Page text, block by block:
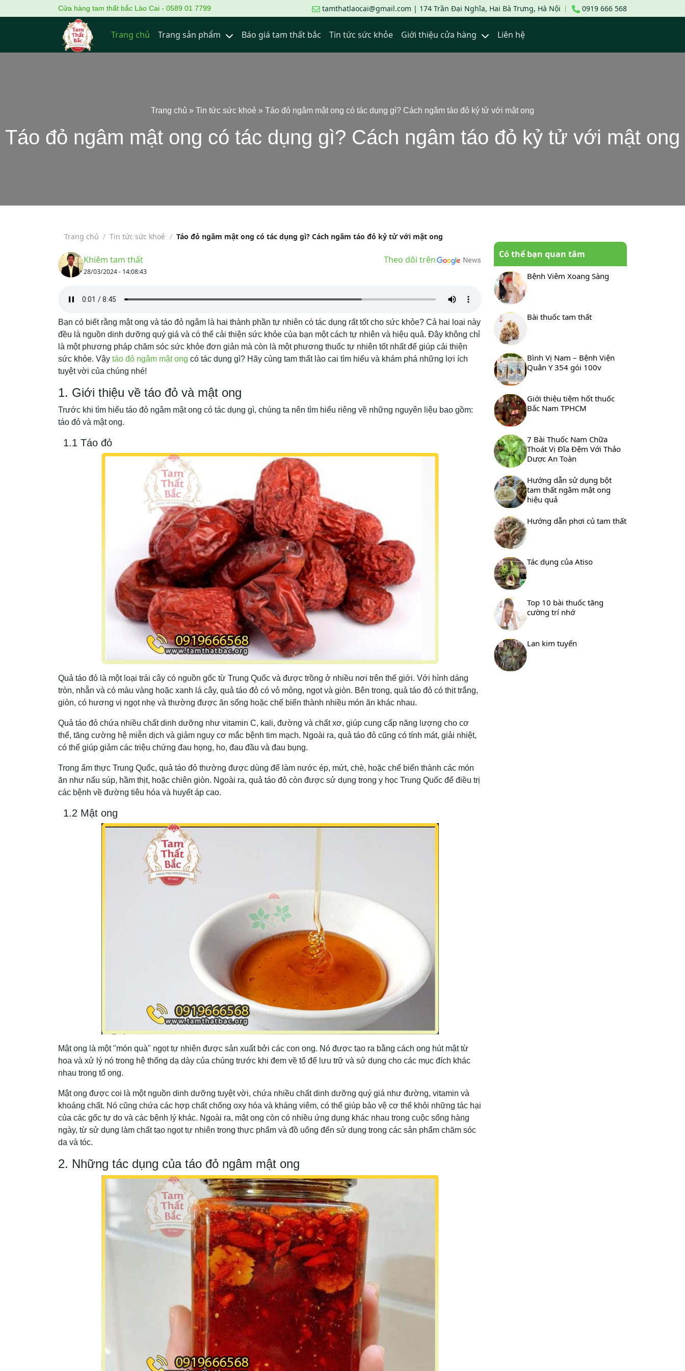
Cửa hàng tam thất bắc Lào Cai - 0589 01 7799 tamthatlaocai@gmail.com | 174 Trần Đại Nghĩa, Hai Bà Trưng, Hà Nội 0919 666 568
Trang chủ Trang sản phẩm Báo giá tam thất bắc Tin tức sức khỏe Giới thiệu cửa hàng Liên hệ
Trang chủ » Tin tức sức khoẻ » Táo đỏ ngâm mật ong có tác dụng gì? Cách ngâm táo đỏ kỷ tử với mật ong
Táo đỏ ngâm mật ong có tác dụng gì? Cách ngâm táo đỏ kỷ tử với mật ong
Trang chủ / Tin tức sức khoẻ / Táo đỏ ngâm mật ong có tác dụng gì? Cách ngâm táo đỏ kỷ tử với mật ong
Khiêm tam thất
28/03/2024 - 14:08:43
Theo dõi trên
Bạn có biết rằng mật ong và táo đỏ ngâm là hai thành phần tự nhiên có tác dụng rất tốt cho sức khỏe? Cả hai loại này
đều là nguồn dinh dưỡng quý giá và có thể cải thiện sức khỏe của bạn một cách tự nhiên và hiệu quả. Đây không chỉ
là một phương pháp chăm sóc sức khỏe đơn giản mà còn là một phương thuốc tự nhiên tốt nhất để giúp cải thiện
sức khỏe. Vậy táo đỏ ngâm mật ong có tác dụng gì? Hãy cùng tam thất lào cai tìm hiểu và khám phá những lợi ích
tuyệt vời của chúng nhé!
1. Giới thiệu về táo đỏ và mật ong
Trước khi tìm hiểu táo đỏ ngâm mật ong có tác dụng gì, chúng ta nên tìm hiểu riêng về những nguyên liệu bao gồm:
táo đỏ và mật ong.
1.1 Táo đỏ
Quả táo đỏ là một loại trái cây có nguồn gốc từ Trung Quốc và được trồng ở nhiều nơi trên thế giới. Với hình dáng
tròn, nhẵn và có màu vàng hoặc xanh lá cây, quả táo đỏ có vỏ mỏng, ngọt và giòn. Bên trong, quả táo đỏ có thịt trắng,
giòn, có hương vị ngọt nhẹ và thường được ăn sống hoặc chế biến thành nhiều món ăn khác nhau.
Quả táo đỏ chứa nhiều chất dinh dưỡng như vitamin C, kali, đường và chất xơ, giúp cung cấp năng lượng cho cơ
thể, tăng cường hệ miễn dịch và giảm nguy cơ mắc bệnh tim mạch. Ngoài ra, quả táo đỏ cũng có tính mát, giải nhiệt,
có thể giúp giảm các triệu chứng đau họng, ho, đau đầu và đau bụng.
Trong ẩm thực Trung Quốc, quả táo đỏ thường được dùng để làm nước ép, mứt, chè, hoặc chế biến thành các món
ăn như nấu súp, hầm thịt, hoặc chiên giòn. Ngoài ra, quả táo đỏ còn được sử dụng trong y học Trung Quốc để điều trị
các bệnh về đường tiêu hóa và huyết áp cao.
1.2 Mật ong
Mật ong là một "món quà" ngọt tự nhiên được sản xuất bởi các con ong. Nó được tạo ra bằng cách ong hút mật từ
hoa và xử lý nó trong hệ thống dạ dày của chúng trước khi đem về tổ để lưu trữ và sử dụng cho các mục đích khác
nhau trong tổ ong.
Mật ong được coi là một nguồn dinh dưỡng tuyệt vời, chứa nhiều chất dinh dưỡng quý giá như đường, vitamin và
khoáng chất. Nó cũng chứa các hợp chất chống oxy hóa và kháng viêm, có thể giúp bảo vệ cơ thể khỏi những tác hại
của các gốc tự do và các bệnh lý khác. Ngoài ra, mật ong còn có nhiều ứng dụng khác nhau trong cuộc sống hàng
ngày, từ sử dụng làm chất tạo ngọt tự nhiên trong thực phẩm và đồ uống đến sử dụng trong các sản phẩm chăm sóc
da và tóc.
2. Những tác dụng của táo đỏ ngâm mật ong
Có thể bạn quan tâm
Bệnh Viêm Xoang Sàng
Bài thuốc tam thất
Bình Vị Nam – Bệnh Viện
Quân Y 354 gói 100v
Giới thiệu tiệm hốt thuốc
Bắc Nam TPHCM
7 Bài Thuốc Nam Chữa
Thoát Vị Đĩa Đệm Với Thảo
Dược An Toàn
Hướng dẫn sử dụng bột
tam thất ngâm mật ong
hiệu quả
Hướng dẫn phơi củ tam thất
Tác dụng của Atiso
Top 10 bài thuốc tăng
cường trí nhớ
Lan kim tuyến